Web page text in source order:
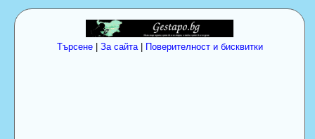
Търсене| За сайта| Поверителност и бисквитки